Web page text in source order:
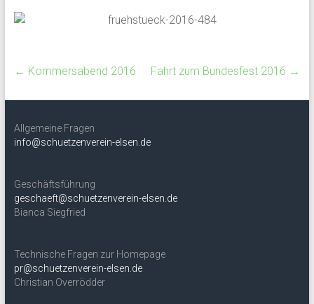
← Kommersabend 2016 Fahrt zum Bundesfest 2016 →
Allgemeine Fragen
info@schuetzenverein-elsen.de
Geschäftsführung
geschaeft@schuetzenverein-elsen.de
Bianca Siegfried
Technische Fragen zur Homepage
pr@schuetzenverein-elsen.de
Christian Overrödder